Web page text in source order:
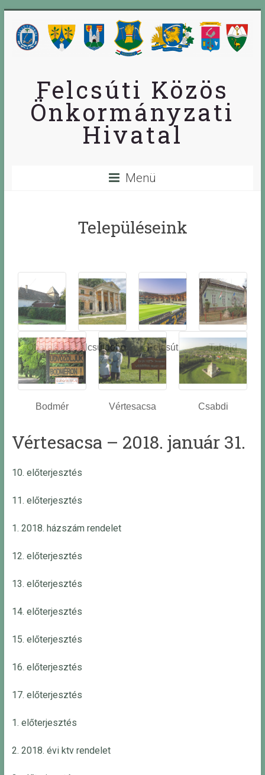
Felcsúti Közös
Önkormányzati
Hivatal
Menü
Településeink
Óbarok
Alcsútdobo
z
Felcsút Tabajd
Bodmér Vértesacsa Csabdi
Vértesacsa – 2018. január 31.
10. előterjesztés
11. előterjesztés
1. 2018. házszám rendelet
12. előterjesztés
13. előterjesztés
14. előterjesztés
15. előterjesztés
16. előterjesztés
17. előterjesztés
1. előterjesztés
2. 2018. évi ktv rendelet